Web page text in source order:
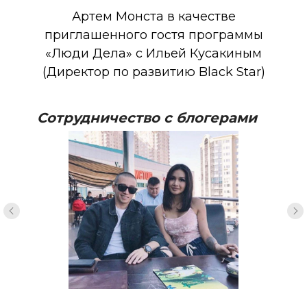
Артем Монста в качестве
приглашенного гостя программы
«Люди Дела» с Ильей Кусакиным
(Директор по развитию Black Star)
Cотрудничество с блогерами